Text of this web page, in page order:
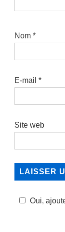
Nom *
E-mail *
Site web
Oui,